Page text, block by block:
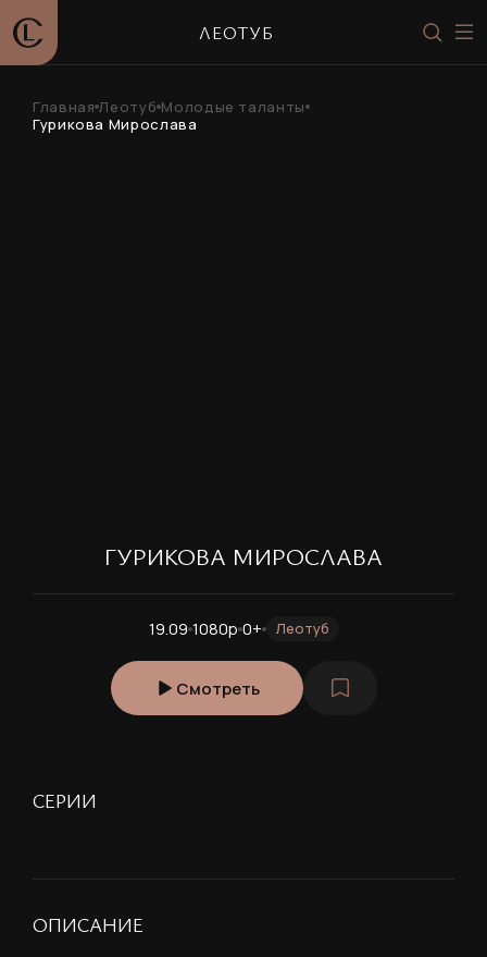
ЛЕОТУБ
Главная Леотуб Молодые таланты
Гурикова Мирослава
ГУРИКОВА МИРОСЛАВА
19.09 1080p 0+ Леотуб
Смотреть
СЕРИИ
ОПИСАНИЕ